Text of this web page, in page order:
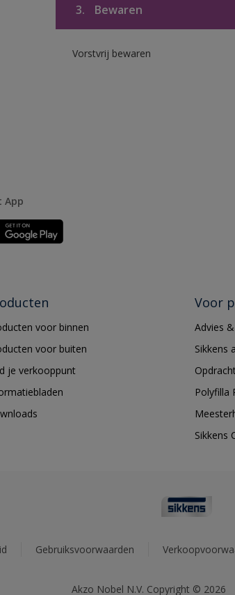
3. Bewaren
Vorstvrij bewaren
App
voor binnen
voor buiten
je verkooppunt
Voor
Advies
Sikkens
Polyfilla
Sikkens
Gebruiksvoorwaarden
Akzo Nobel N.V. Copyright © 2026